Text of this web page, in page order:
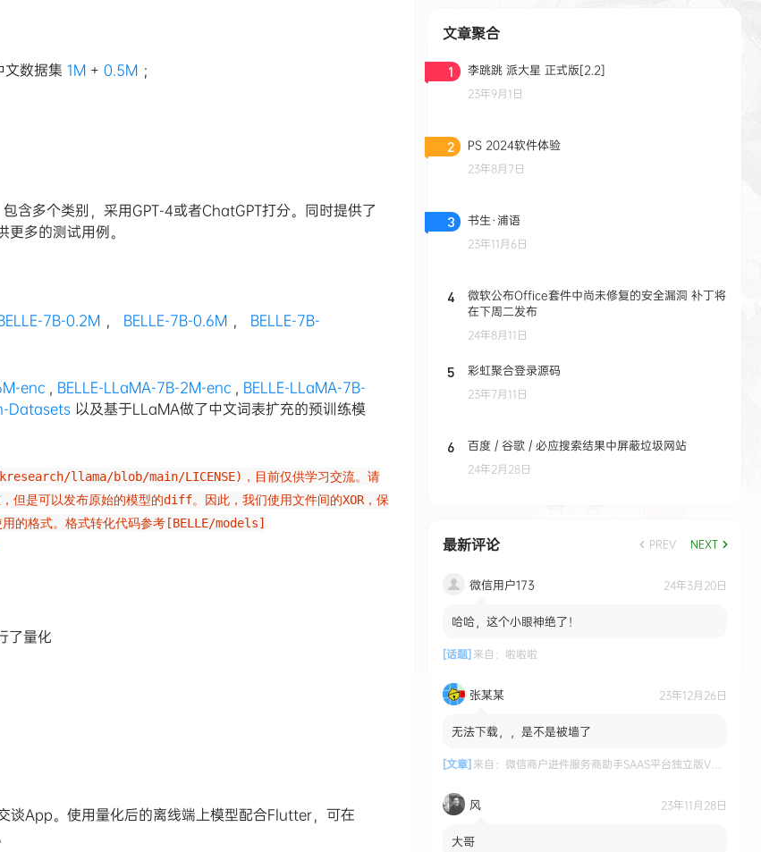
文数据集 1M + 0.5M ；
含多个类别，采用GPT-4或者ChatGPT打分。同时提供了
多的测试用例。
7B-0.2M ， BELLE-7B-0.6M ， BELLE-7B-
enc , BELLE-LLaMA-7B-2M-enc , BELLE-LLaMA-7B-
Datasets 以及基于LLaMA做了中文词表扩充的预训练模
llama/blob/main/LICENSE)，目前仅供学习交流。请
但是可以发布原始的模型的diff。因此，我们使用文件间的XOR，保
用的格式。格式转化代码参考[BELLE/models]
了量化
谈App。使用量化后的离线端上模型配合Flutter，可在
文章聚合
1 李跳跳 派大星 正式版[2.2]
23年9月1日
2 PS 2024软件体验
23年8月7日
3 书生·浦语
23年11月6日
4
微软公布Office套件中尚未修复的安全漏洞 补丁将
在下周二发布
24年8月11日
5 彩虹聚合登录源码
23年7月11日
6 百度 / 谷歌 / 必应搜索结果中屏蔽垃圾网站
24年2月28日
最新评论 PREV NEXT
微信用户173 24年3月20日
哈哈，这个小眼神绝了！
[话题]来自： 啦啦啦
张某某 23年12月26日
无法下载，，是不是被墙了
[文章]来自： 微信商户进件服务商助手SAAS平台独立版V3.0.3 +小程序前端修复版
风 23年11月28日
大哥